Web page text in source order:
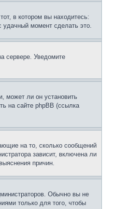
в котором вы находитесь:
удачный момент сделать это.
сервере. Уведомите
может ли он установить
на сайте phpBB (ссылка
на то, сколько сообщений
зависит, включена ли
причин.
Обычно вы не
только для того, чтобы